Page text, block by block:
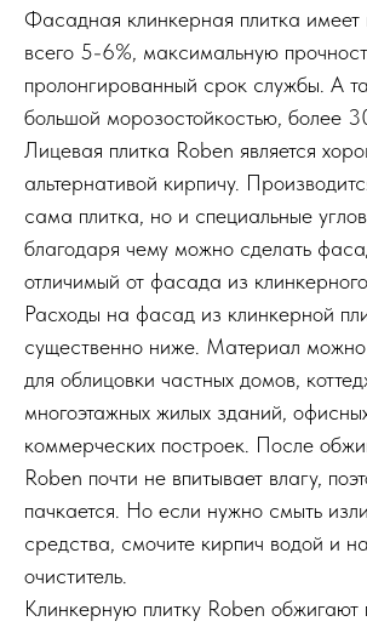
Фасадная клинкерная плитка имеет
всего 5-6%, максимальную
пролонгированный срок службы. А
большой морозостойкостью, более
Лицевая плитка Roben является
альтернативой кирпичу.
сама плитка, но и специальные
благодаря чему можно сделать
отличимый от фасада из
Расходы на фасад из клинкерной
существенно ниже. Материал можно
для облицовки частных домов,
многоэтажных жилых зданий,
коммерческих построек. После
Roben почти не впитывает влагу,
пачкается. Но если нужно смыть
средства, смочите кирпич водой и
очиститель.
Клинкерную плитку Roben обжигают